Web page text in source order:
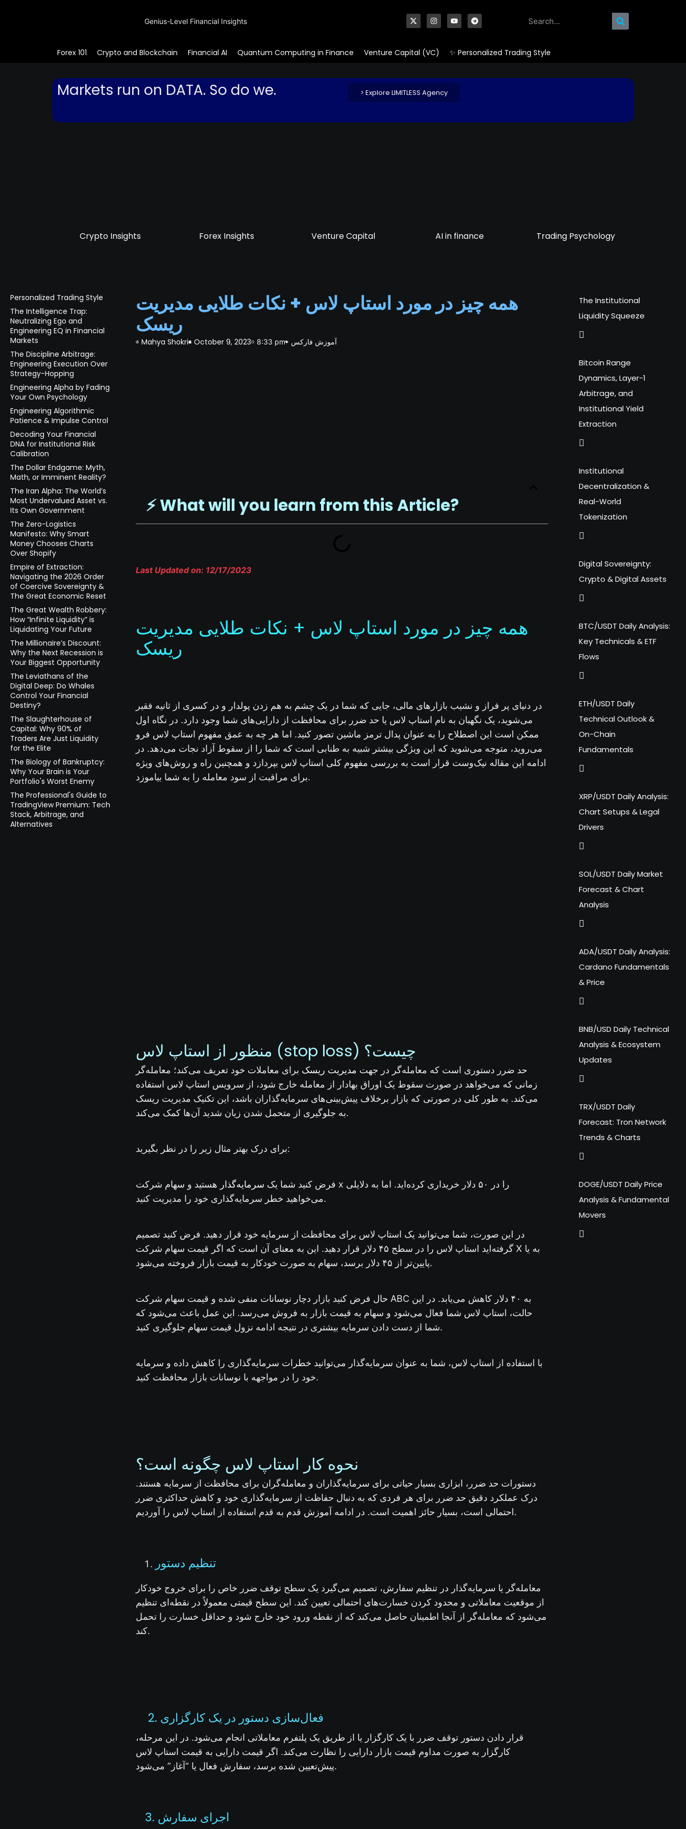
Genius-Level Financial Insights
Forex 101 Crypto and Blockchain Financial AI Quantum Computing in Finance Venture Capital (VC) ✨ Personalized Trading Style
Markets run on DATA. So do we. > Explore LIMITLESS Agency
Crypto Insights Forex Insights Venture Capital AI in finance Trading Psychology
Personalized Trading Style
The Intelligence Trap:
Neutralizing Ego and
Engineering EQ in Financial
Markets
The Discipline Arbitrage:
Engineering Execution Over
Strategy-Hopping
Engineering Alpha by Fading
Your Own Psychology
Engineering Algorithmic
Patience & Impulse Control
Decoding Your Financial
DNA for Institutional Risk
Calibration
The Dollar Endgame: Myth,
Math, or Imminent Reality?
The Iran Alpha: The World’s
Most Undervalued Asset vs.
Its Own Government
The Zero-Logistics
Manifesto: Why Smart
Money Chooses Charts
Over Shopify
Empire of Extraction:
Navigating the 2026 Order
of Coercive Sovereignty &
The Great Economic Reset
The Great Wealth Robbery:
How “Infinite Liquidity” is
Liquidating Your Future
The Millionaire’s Discount:
Why the Next Recession is
Your Biggest Opportunity
The Leviathans of the
Digital Deep: Do Whales
Control Your Financial
Destiny?
The Slaughterhouse of
Capital: Why 90% of
Traders Are Just Liquidity
for the Elite
The Biology of Bankruptcy:
Why Your Brain is Your
Portfolio's Worst Enemy
The Professional's Guide to
TradingView Premium: Tech
Stack, Arbitrage, and
Alternatives
همه چیز در مورد استاپ لاس + نکات طلایی مدیریت
ریسک
Mahya Shokri October 9, 2023 8:33 pm آموزش فارکس
⚡️ What will you learn from this Article?
Last Updated on: 12/17/2023
همه چیز در مورد استاپ لاس + نکات طلایی مدیریت
در دنیای پر فراز و نشیب بازارهای مالی، جایی که شما در یک چشم به هم زدن پولدار و در کسری از ثانیه فقیر
می‌شوید، یک نگهبان به نام استاپ لاس یا حد ضرر برای محافظت از دارایی‌های شما وجود دارد. در نگاه اول
ممکن است این اصطلاح را به عنوان پدال ترمز ماشین تصور کنید. اما هر چه به عمق مفهوم استاپ لاس فرو
می‌روید، متوجه می‌شوید که این ویژگی بیشتر شبیه به طنابی است که شما را از سقوط آزاد نجات می‌دهد. در
ادامه این مقاله نیک‌وست قرار است به بررسی مفهوم کلی استاپ لاس بپردازد و همچنین راه و روش‌های ویژه
برای مراقبت از سود معامله را به شما بیاموزد.
منظور از استاپ لاس (stop loss) چیست؟
حد ضرر دستوری است که معامله‌گر در جهت مدیریت ریسک برای معاملات خود تعریف می‌کند؛ معامله‌گر
زمانی که می‌خواهد در صورت سقوط یک اوراق بهادار از معامله خارج شود، از سرویس استاپ لاس استفاده
می‌کند. به طور کلی در صورتی که بازار برخلاف پیش‌بینی‌های سرمایه‌گذاران باشد، این تکنیک مدیریت ریسک
به جلوگیری از متحمل شدن زیان شدید آن‌ها کمک می‌کند.
برای درک بهتر مثال زیر را در نظر بگیرید:
فرض کنید شما یک سرمایه‌گذار هستید و سهام شرکت x را در ۵۰ دلار خریداری کرده‌اید. اما به دلایلی
می‌خواهید خطر سرمایه‌گذاری خود را مدیریت کنید.
در این صورت، شما می‌توانید یک استاپ لاس برای محافظت از سرمایه خود قرار دهید. فرض کنید تصمیم
گرفته‌اید استاپ لاس را در سطح ۴۵ دلار قرار دهید. این به معنای آن است که اگر قیمت سهام شرکت X به یا
پایین‌تر از ۴۵ دلار برسد، سهام به صورت خودکار به قیمت بازار فروخته می‌شود.
حال فرض کنید بازار دچار نوسانات منفی شده و قیمت سهام شرکت ABC به ۴۰ دلار کاهش می‌یابد. در این
حالت، استاپ لاس شما فعال می‌شود و سهام به قیمت بازار به فروش می‌رسد. این عمل باعث می‌شود که
شما از دست دادن سرمایه بیشتری در نتیجه ادامه نزول قیمت سهام جلوگیری کنید.
با استفاده از استاپ لاس، شما به عنوان سرمایه‌گذار می‌توانید خطرات سرمایه‌گذاری را کاهش داده و سرمایه
خود را در مواجهه با نوسانات بازار محافظت کنید.
نحوه کار استاپ لاس چگونه است؟
دستورات حد ضرر، ابزاری بسیار حیاتی برای سرمایه‌گذاران و معامله‌گران برای محافظت از سرمایه هستند.
درک عملکرد دقیق حد ضرر برای هر فردی که به دنبال حفاظت از سرمایه‌گذاری خود و کاهش حداکثری ضرر
احتمالی است، بسیار حائز اهمیت است. در ادامه آموزش قدم به قدم استفاده از استاپ لاس را آوردیم.
تنظیم دستور
معامله‌گر یا سرمایه‌گذار در تنظیم سفارش، تصمیم می‌گیرد یک سطح توقف ضرر خاص را برای خروج خودکار
از موقعیت معاملاتی و محدود کردن خسارت‌های احتمالی تعیین کند. این سطح قیمتی معمولاً در نقطه‌ای تنظیم
می‌شود که معامله‌گر از آنجا اطمینان حاصل می‌کند که از نقطه ورود خود خارج شود و حداقل خسارت را تحمل
کند.
2. فعال‌سازی دستور در یک کارگزاری
قرار دادن دستور توقف ضرر با یک کارگزار یا از طریق یک پلتفرم معاملاتی انجام می‌شود. در این مرحله،
کارگزار به صورت مداوم قیمت بازار دارایی را نظارت می‌کند. اگر قیمت دارایی به قیمت استاپ لاس
پیش‌تعیین شده برسد، سفارش فعال یا “آغاز” می‌شود.
3. اجرای سفارش
The Institutional
Liquidity Squeeze
Bitcoin Range
Dynamics, Layer-1
Arbitrage, and
Institutional Yield
Extraction
Institutional
Decentralization &
Real-World
Tokenization
Digital Sovereignty:
Crypto & Digital Assets
BTC/USDT Daily Analysis:
Key Technicals & ETF
Flows
ETH/USDT Daily
Technical Outlook &
On-Chain
Fundamentals
XRP/USDT Daily Analysis:
Chart Setups & Legal
Drivers
SOL/USDT Daily Market
Forecast & Chart
Analysis
ADA/USDT Daily Analysis:
Cardano Fundamentals
& Price
BNB/USD Daily Technical
Analysis & Ecosystem
Updates
TRX/USDT Daily
Forecast: Tron Network
Trends & Charts
DOGE/USDT Daily Price
Analysis & Fundamental
Movers